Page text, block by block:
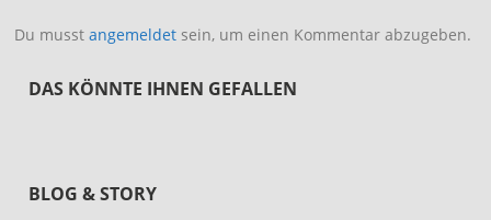
Du musstangemeldet sein, um einen Kommentar abzugeben.
DAS KÖNNTE IHNEN GEFALLEN
BLOG & STORY